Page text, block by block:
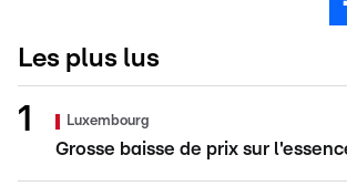
Les plus lus
Luxembourg
Grosse baisse de prix sur